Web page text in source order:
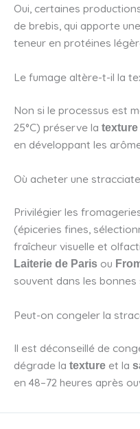
Oui, certaines
de brebis, qui apporte une
teneur en protéines
Le fumage altère-t-il la
Non si le processus est
25°C) préserve la texture
en développant les
Où acheter une
Privilégier les
(épiceries fines,
fraîcheur visuelle et
Laiterie de Paris ou
souvent dans les bonnes
Peut-on congeler la
Il est déconseillé de
dégrade la texture et la
en 48–72 heures après